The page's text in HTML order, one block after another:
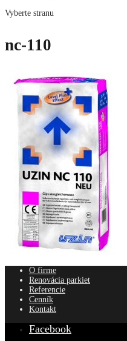
Vyberte stranu
nc-110
O firme
Renovácia parkiet
Referencie
Cenník
Kontakt
Facebook